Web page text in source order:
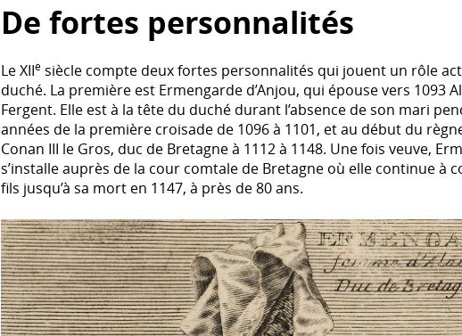
De fortes personnalités
Le XIIe siècle compte deux fortes personnalités qui jouent un rôle
duché. La première est Ermengarde d’Anjou, qui épouse vers 1093
Fergent. Elle est à la tête du duché durant l’absence de son mari
années de la première croisade de 1096 à 1101, et au début du
Conan III le Gros, duc de Bretagne à 1112 à 1148. Une fois veuve,
s’installe auprès de la cour comtale de Bretagne où elle continue à
fils jusqu’à sa mort en 1147, à près de 80 ans.